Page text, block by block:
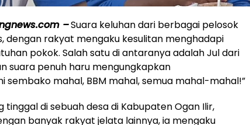
–Suara keluhan dari berbagai pelosok
dengan rakyat mengaku kesulitan menghadapi
pokok. Salah satu di antaranya adalah Jul dari
suara penuh haru mengungkapkan
sembako mahal, BBM mahal, semua mahal-mahal!”
tinggal di sebuah desa di Kabupaten Ogan Ilir,
banyak rakyat jelata lainnya, ia mengaku